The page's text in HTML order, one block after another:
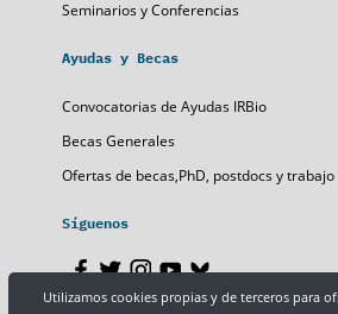
Utilizamos cookies propias y de terceros para
Seminarios y Conferencias
Ayudas y Becas
Convocatorias de Ayudas IRBio
Becas Generales
Ofertas de becas,PhD, postdocs y trabajo
Síguenos